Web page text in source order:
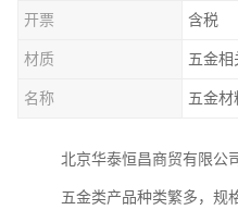
开票 含税
材质 五金相
名称 五金材
北京华泰恒昌商贸有限公
五金类产品种类繁多，规